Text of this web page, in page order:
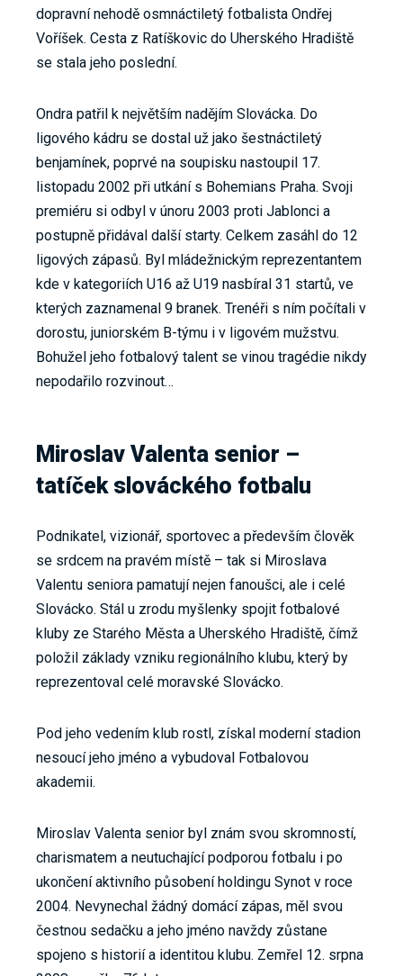
dopravní nehodě osmnáctiletý fotbalista Ondřej
Voříšek. Cesta z Ratíškovic do Uherského Hradiště
se stala jeho poslední.
Ondra patřil k největším nadějím Slovácka. Do
ligového kádru se dostal už jako šestnáctiletý
benjamínek, poprvé na soupisku nastoupil 17.
listopadu 2002 při utkání s Bohemians Praha. Svoji
premiéru si odbyl v únoru 2003 proti Jablonci a
postupně přidával další starty. Celkem zasáhl do 12
ligových zápasů. Byl mládežnickým reprezentantem
kde v kategoriích U16 až U19 nasbíral 31 startů, ve
kterých zaznamenal 9 branek. Trenéři s ním počítali v
dorostu, juniorském B-týmu i v ligovém mužstvu.
Bohužel jeho fotbalový talent se vinou tragédie nikdy
nepodařilo rozvinout…
Miroslav Valenta senior –
tatíček slováckého fotbalu
Podnikatel, vizionář, sportovec a především člověk
se srdcem na pravém místě – tak si Miroslava
Valentu seniora pamatují nejen fanoušci, ale i celé
Slovácko. Stál u zrodu myšlenky spojit fotbalové
kluby ze Starého Města a Uherského Hradiště, čímž
položil základy vzniku regionálního klubu, který by
reprezentoval celé moravské Slovácko.
Pod jeho vedením klub rostl, získal moderní stadion
nesoucí jeho jméno a vybudoval Fotbalovou
akademii.
Miroslav Valenta senior byl znám svou skromností,
charismatem a neutuchající podporou fotbalu i po
ukončení aktivního působení holdingu Synot v roce
2004. Nevynechal žádný domácí zápas, měl svou
čestnou sedačku a jeho jméno navždy zůstane
spojeno s historií a identitou klubu. Zemřel 12. srpna